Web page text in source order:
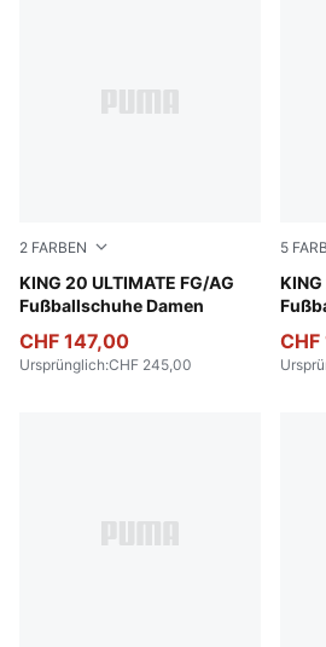
2 FARBEN
KING 20 ULTIMATE FG/AG
Fußballschuhe Damen
PUMA White-Glowing Red-
CHF 147,00
Ursprünglich:CHF 245,00
5